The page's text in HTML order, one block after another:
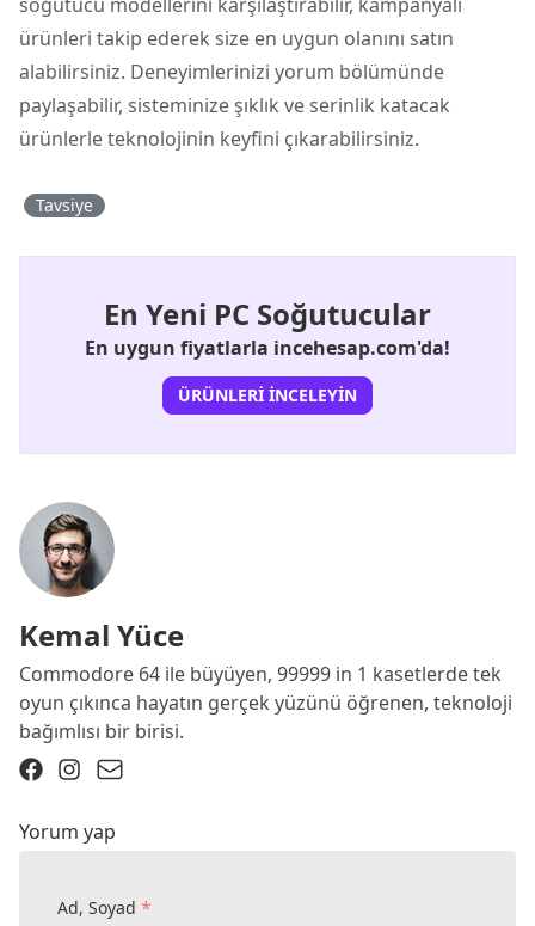
ürünleri takip ederek size en uygun olanını satın
alabilirsiniz. Deneyimlerinizi yorum bölümünde
paylaşabilir, sisteminize şıklık ve serinlik katacak
ürünlerle teknolojinin keyfini çıkarabilirsiniz.
Tavsiye
En Yeni PC Soğutucular
En uygun fiyatlarla incehesap.com'da!
ÜRÜNLERI İNCELEYIN
Kemal Yüce
Commodore 64 ile büyüyen, 99999 in 1 kasetlerde tek
oyun çıkınca hayatın gerçek yüzünü öğrenen, teknoloji
bağımlısı bir birisi.
Yorum yap
Ad, Soyad *